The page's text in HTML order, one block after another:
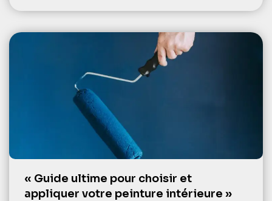
« Guide ultime pour choisir et
appliquer votre peinture intérieure »